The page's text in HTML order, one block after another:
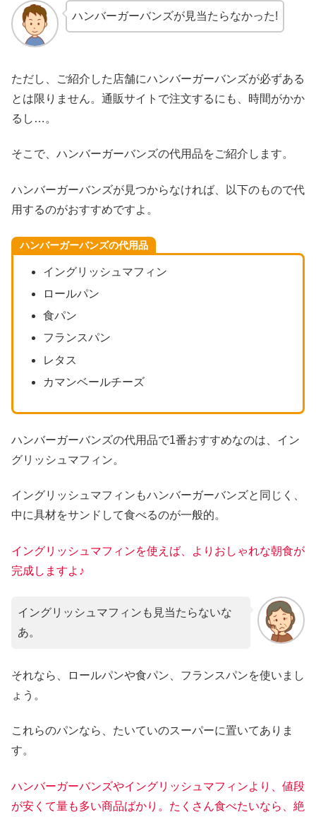
ハンバーガーバンズが見当たらなかった!
ただし、ご紹介した店舗にハンバーガーバンズが必ずある
とは限りません。通販サイトで注文するにも、時間がかか
るし…。
そこで、ハンバーガーバンズの代用品をご紹介します。
ハンバーガーバンズが見つからなければ、以下のもので代
用するのがおすすめですよ。
ハンバーガーバンズの代用品
イングリッシュマフィン
ロールパン
食パン
フランスパン
レタス
カマンベールチーズ
ハンバーガーバンズの代用品で1番おすすめなのは、イン
グリッシュマフィン。
イングリッシュマフィンもハンバーガーバンズと同じく、
中に具材をサンドして食べるのが一般的。
イングリッシュマフィンを使えば、よりおしゃれな朝食が
完成しますよ♪
イングリッシュマフィンも見当たらないな
あ。
それなら、ロールパンや食パン、フランスパンを使いまし
ょう。
これらのパンなら、たいていのスーパーに置いてありま
す。
ハンバーガーバンズやイングリッシュマフィンより、値段
が安くて量も多い商品ばかり。たくさん食べたいなら、絶